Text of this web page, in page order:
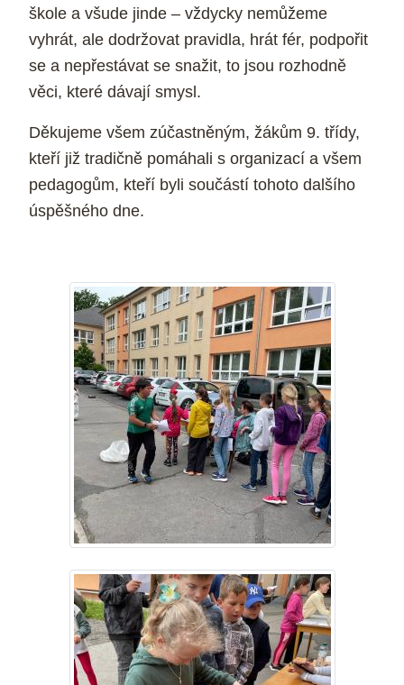
škole a všude jinde – vždycky nemůžeme
vyhrát, ale dodržovat pravidla, hrát fér, podpořit
se a nepřestávat se snažit, to jsou rozhodně
věci, které dávají smysl.
Děkujeme všem zúčastněným, žákům 9. třídy,
kteří již tradičně pomáhali s organizací a všem
pedagogům, kteří byli součástí tohoto dalšího
úspěšného dne.